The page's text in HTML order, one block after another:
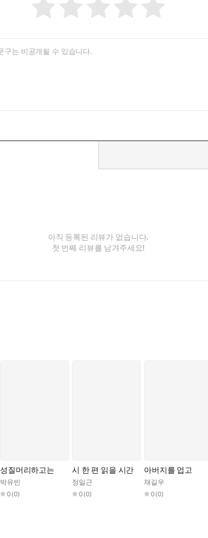
아직 등록된 리뷰가 없습니다.
첫 번째 리뷰를 남겨주세요!
성질머리하고는
박유빈
0(0)
시 한 편 읽을 시간
정일근
0(0)
아버지를 업고
채길우
0(0)